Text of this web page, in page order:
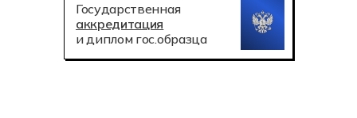
Государственная
аккредитация
и диплом гос.образца